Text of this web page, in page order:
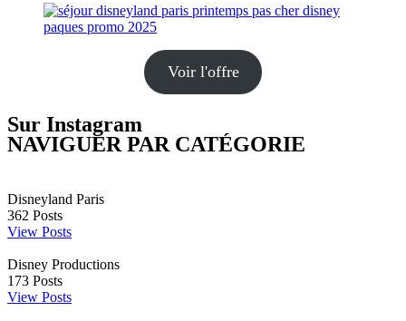
Voir l'offre
Sur Instagram
NAVIGUER PAR CATÉGORIE
Disneyland Paris
362 Posts
View Posts
Disney Productions
173 Posts
View Posts